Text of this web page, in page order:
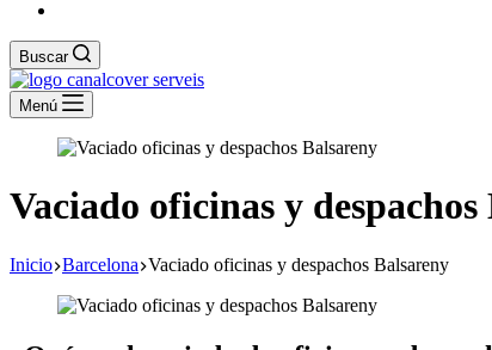
Buscar
Menú
Vaciado oficinas y despachos
Inicio Barcelona Vaciado oficinas y despachos Balsareny